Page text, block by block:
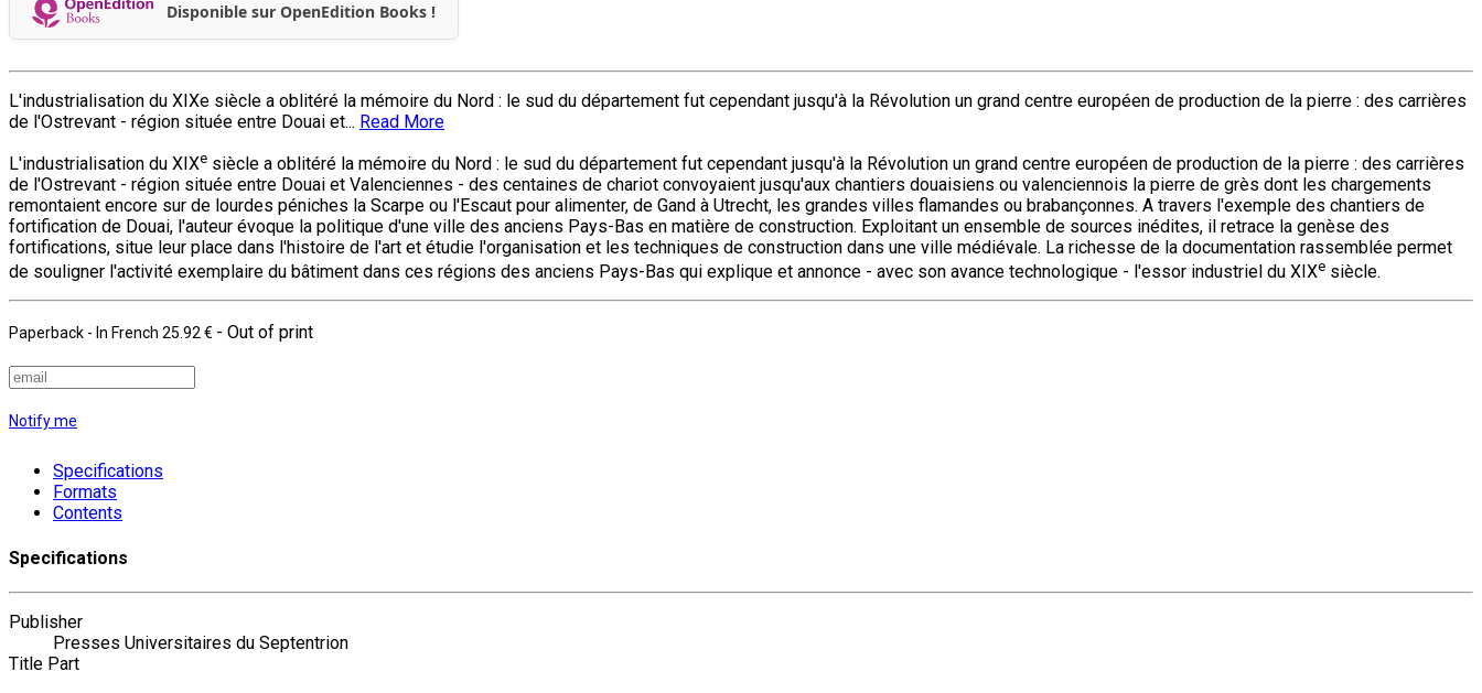
Disponible sur OpenEdition Books !
L'industrialisation du XIXe siècle a oblitéré la mémoire du Nord : le sud du département fut cependant jusqu'à la Révolution un grand centre européen de production de la pierre : des carrières
de l'Ostrevant - région située entre Douai et... Read More
L'industrialisation du XIXe siècle a oblitéré la mémoire du Nord : le sud du département fut cependant jusqu'à la Révolution un grand centre européen de production de la pierre : des carrières
de l'Ostrevant - région située entre Douai et Valenciennes - des centaines de chariot convoyaient jusqu'aux chantiers douaisiens ou valenciennois la pierre de grès dont les chargements
remontaient encore sur de lourdes péniches la Scarpe ou l'Escaut pour alimenter, de Gand à Utrecht, les grandes villes flamandes ou brabançonnes. A travers l'exemple des chantiers de
fortification de Douai, l'auteur évoque la politique d'une ville des anciens Pays-Bas en matière de construction. Exploitant un ensemble de sources inédites, il retrace la genèse des
fortifications, situe leur place dans l'histoire de l'art et étudie l'organisation et les techniques de construction dans une ville médiévale. La richesse de la documentation rassemblée permet
de souligner l'activité exemplaire du bâtiment dans ces régions des anciens Pays-Bas qui explique et annonce - avec son avance technologique - l'essor industriel du XIXe siècle.
Paperback - In French 25.92 € - Out of print
Notify me
Specifications
Formats
Contents
Specifications
Publisher
Presses Universitaires du Septentrion
Title Part